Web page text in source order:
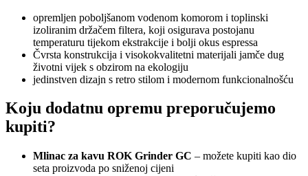
opremljen poboljšanom vodenom komorom i toplinski
izoliranim držačem filtera, koji osigurava postojanu
temperaturu tijekom ekstrakcije i bolji okus espressa
Čvrsta konstrukcija i visokokvalitetni materijali jamče dug
životni vijek s obzirom na ekologiju
jedinstven dizajn s retro stilom i modernom funkcionalnošću
Koju dodatnu opremu preporučujemo
kupiti?
Mlinac za kavu ROK Grinder GC – možete kupiti kao dio
seta proizvoda po sniženoj cijeni